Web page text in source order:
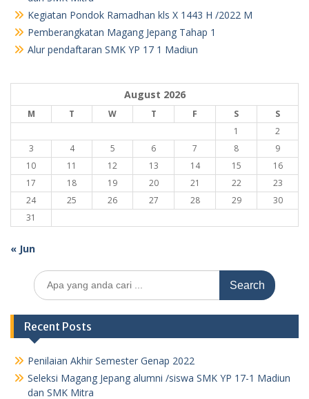
Kegiatan Pondok Ramadhan kls X 1443 H /2022 M
Pemberangkatan Magang Jepang Tahap 1
Alur pendaftaran SMK YP 17 1 Madiun
August 2026
M T W T F S
S
1
2
3
4 5 6 7 8
9
10
11 12 13 14 15
16
17
18 19 20 21 22
23
24
25 26 27 28 29
30
31
« Jun
Search
for:
Recent Posts
Penilaian Akhir Semester Genap 2022
Seleksi Magang Jepang alumni /siswa SMK YP 17-1 Madiun
dan SMK Mitra